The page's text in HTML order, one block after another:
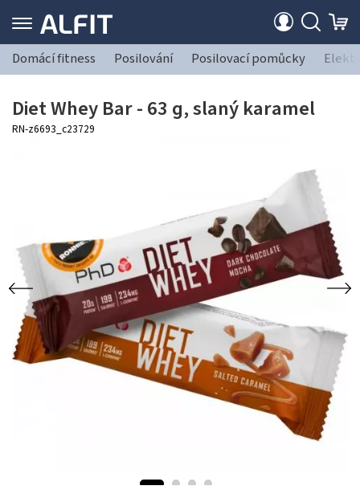
Domácí fitness Posilování Posilovací pomůcky
Diet Whey Bar - 63 g, slaný karamel
RN-z6693_c23729